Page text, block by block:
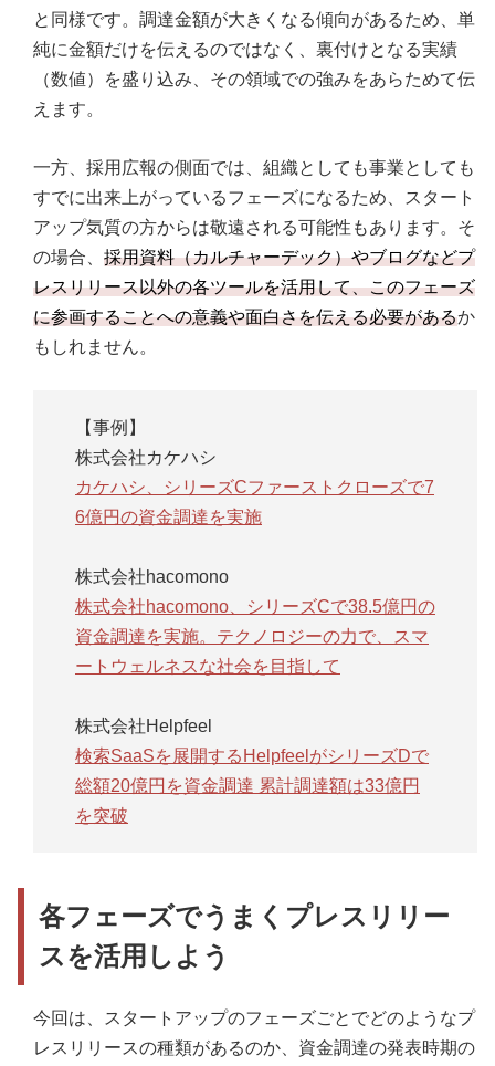
と同様です。調達金額が大きくなる傾向があるため、単
純に金額だけを伝えるのではなく、裏付けとなる実績
（数値）を盛り込み、その領域での強みをあらためて伝
えます。
一方、採用広報の側面では、組織としても事業としても
すでに出来上がっているフェーズになるため、スタート
アップ気質の方からは敬遠される可能性もあります。そ
の場合、 採用資料（カルチャーデック）やブログなどプ
レスリリース以外の各ツールを活用して、このフェーズ
に参画することへの意義や面白さを伝える必要があるか
もしれません。
【事例】
株式会社カケハシ
カケハシ、シリーズCファーストクローズで7
6億円の資金調達を実施
株式会社hacomono
株式会社hacomono、シリーズCで38.5億円の
資金調達を実施。テクノロジーの力で、スマ
ートウェルネスな社会を目指して
株式会社Helpfeel
検索SaaSを展開するHelpfeelがシリーズDで
総額20億円を資金調達 累計調達額は33億円
を突破
各フェーズでうまくプレスリリー
スを活用しよう
今回は、スタートアップのフェーズごとでどのようなプ
レスリリースの種類があるのか、資金調達の発表時期の